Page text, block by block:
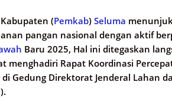
(Pemkab) Seluma
pangan nasional dengan aktif
Baru 2025, Hal ini ditegaskan
menghadiri Rapat Koordinasi
Gedung Direktorat Jenderal Lahan